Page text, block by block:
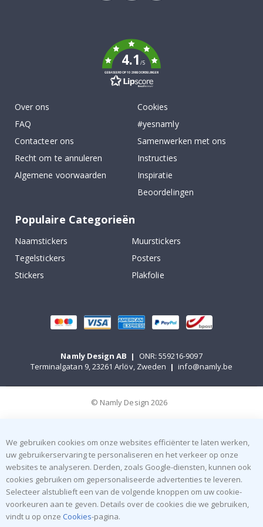
4.1/5
GEBASEERD OP 1029 BEOORDELINGEN
Over ons
FAQ
Contacteer ons
Recht om te annuleren
Algemene voorwaarden
Cookies
#yesnamly
Samenwerken met ons
Instructies
Inspiratie
Beoordelingen
Populaire Categorieën
Naamstickers
Muurstickers
Tegelstickers
Posters
Stickers
Plakfolie
Namly Design AB |
ONR: 559216-9097
Terminalgatan 9, 23261 Arlöv, Zweden | info@namly.be
© Namly Design 2026
We gebruiken cookies om onze websites efficiënter te laten werken,
uw gebruikerservaring te personaliseren en het verkeer op onze
websites te analyseren. Derden, zoals Google-diensten, kunnen ook
cookies gebruiken om gepersonaliseerde advertenties te leveren.
Selecteer alstublieft een van de volgende knoppen om uw cookie-
voorkeuren aan te geven. Details over de cookies die we gebruiken,
vindt u op onze Cookies-pagina.